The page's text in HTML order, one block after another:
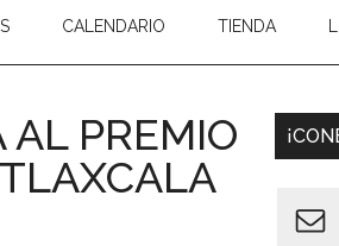
CALENDARIO TIENDA
AL PREMIO